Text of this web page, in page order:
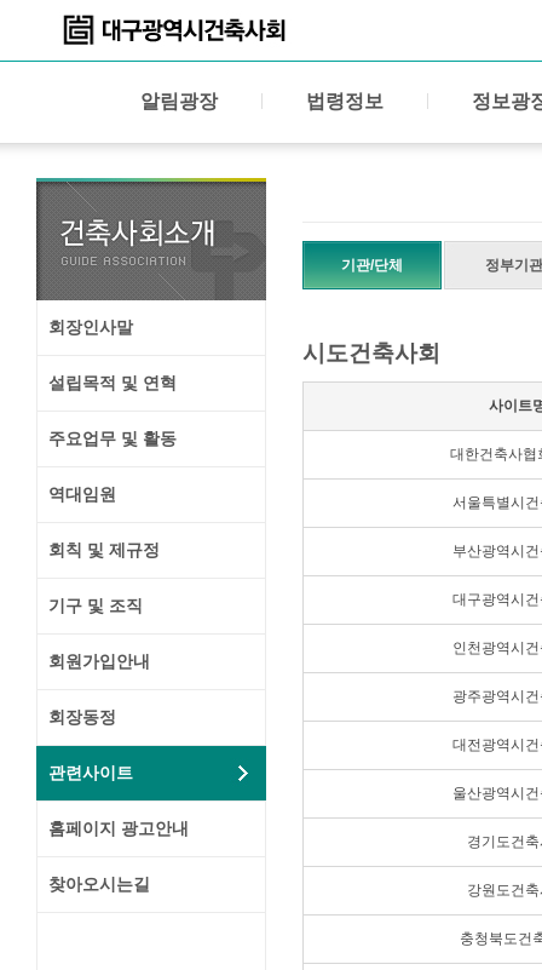
알림광장 법령정보 정보광
회장인사말
설립목적 및 연혁
주요업무 및 활동
역대임원
회칙 및 제규정
기구 및 조직
회원가입안내
회장동정
관련사이트
홈페이지 광고안내
찾아오시는길
기관/단체 정부기관
시도건축사회
사이트
대한건축사협
서울특별시
부산광역시
대구광역시
인천광역시
광주광역시
대전광역시
울산광역시
경기도건
강원도건
충청북도건